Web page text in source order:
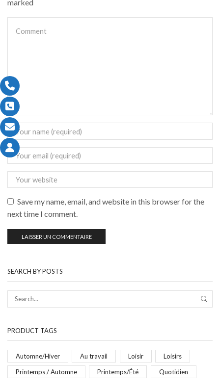
marked
Save my name, email, and website in this browser for the
next time I comment.
SEARCH BY POSTS
PRODUCT TAGS
Automne/Hiver Au travail Loisir Loisirs
Printemps / Automne Printemps/Été Quotidien